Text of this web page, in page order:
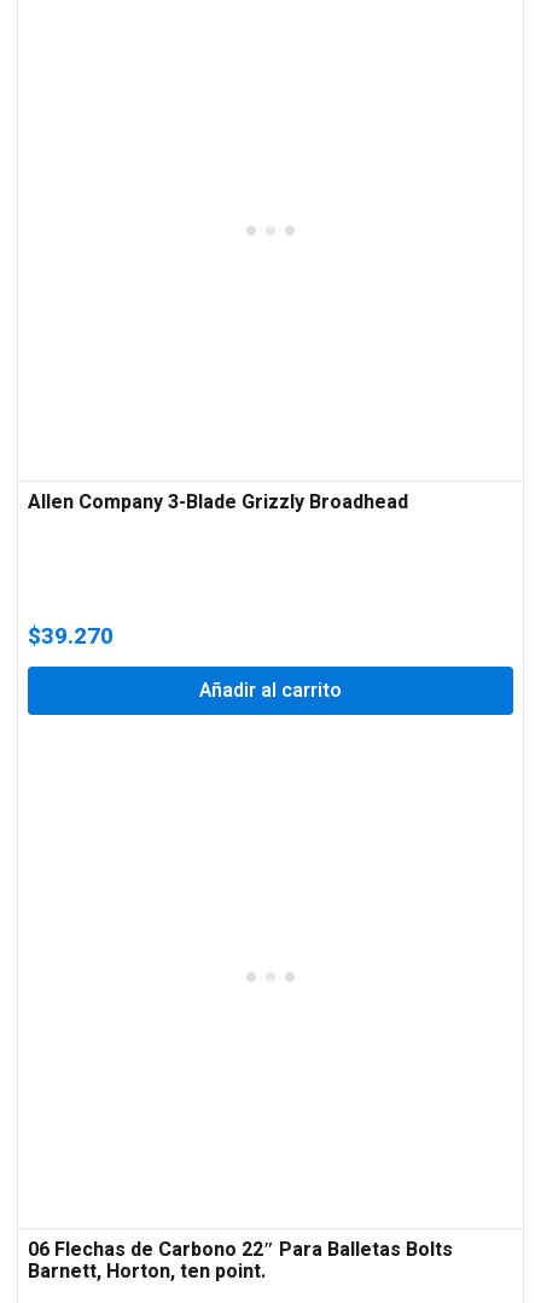
Allen Company 3-Blade Grizzly Broadhead
$39.270
Añadir al carrito
06 Flechas de Carbono 22″ Para Balletas Bolts
Barnett, Horton, ten point.